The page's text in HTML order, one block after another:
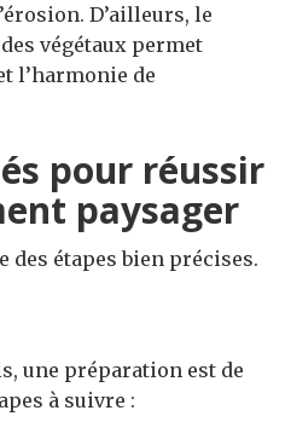
D’ailleurs, le
végétaux permet
l’harmonie de
pour réussir
paysager
des étapes bien précises.
une préparation est de
à suivre :